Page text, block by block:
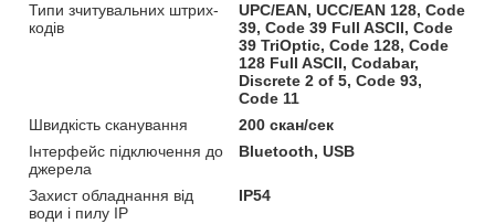
Типи зчитувальних штрих-
кодів
UPC/EAN, UCC/EAN 128, Code
39, Code 39 Full ASCII, Code
39 TriOptic, Code 128, Code
128 Full ASCII, Codabar,
Discrete 2 of 5, Code 93,
Code 11
Швидкість сканування
200 скан/сек
Інтерфейс підключення до
джерела
Bluetooth, USB
Захист обладнання від
води і пилу IP
IP54